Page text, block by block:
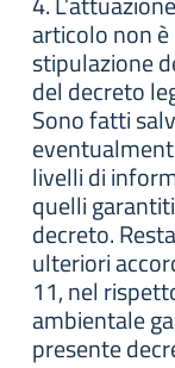
articolo non
stipulazione
del decreto
Sono fatti
livelli di
quelli
decreto.
ulteriori
11, nel
ambientale
presente